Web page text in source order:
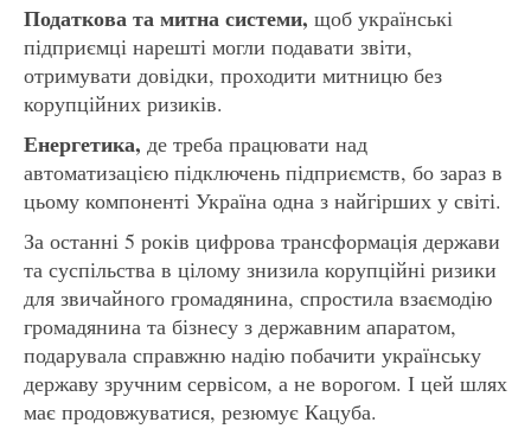
Податкова та митна системи, щоб українські
підприємці нарешті могли подавати звіти,
отримувати довідки, проходити митницю без
корупційних ризиків.
Енергетика, де треба працювати над
автоматизацією підключень підприємств, бо зараз в
цьому компоненті Україна одна з найгірших у світі.
За останні 5 років цифрова трансформація держави
та суспільства в цілому знизила корупційні ризики
для звичайного громадянина, спростила взаємодію
громадянина та бізнесу з державним апаратом,
подарувала справжню надію побачити українську
державу зручним сервісом, а не ворогом. І цей шлях
має продовжуватися, резюмує Кацуба.